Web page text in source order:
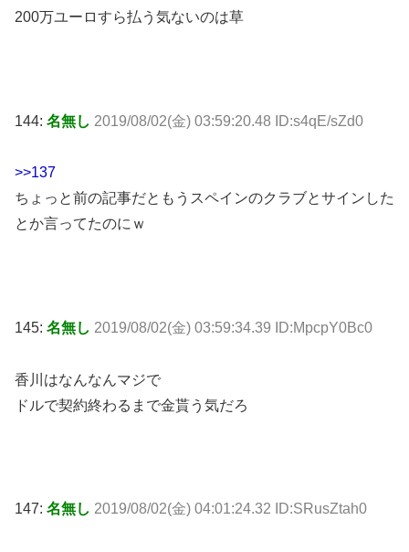
200万ユーロすら払う気ないのは草
144: 名無し 2019/08/02(金) 03:59:20.48 ID:s4qE/sZd0
>>137
ちょっと前の記事だともうスペインのクラブとサインした
とか言ってたのにｗ
145: 名無し 2019/08/02(金) 03:59:34.39 ID:MpcpY0Bc0
香川はなんなんマジで
ドルで契約終わるまで金貰う気だろ
147: 名無し 2019/08/02(金) 04:01:24.32 ID:SRusZtah0